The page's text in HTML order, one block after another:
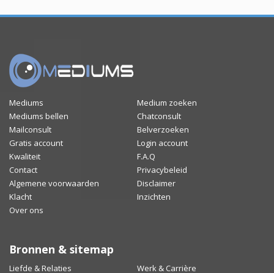
Mediums
Medium zoeken
Mediums bellen
Chatconsult
Mailconsult
Belverzoeken
Gratis account
Login account
Kwaliteit
F.A.Q
Contact
Privacybeleid
Algemene voorwaarden
Disclaimer
Klacht
Inzichten
Over ons
Bronnen & sitemap
Liefde & Relaties Werk & Carrière